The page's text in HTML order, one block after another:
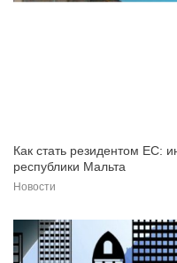
Как стать резидентом ЕС:
республики Мальта
Новости